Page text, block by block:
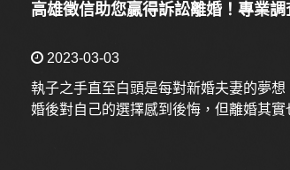
高雄徵信助您贏得訴訟離婚！專業
2023-03-03
執子之手直至白頭是每對新婚夫妻的夢
婚後對自己的選擇感到後悔，但離婚其